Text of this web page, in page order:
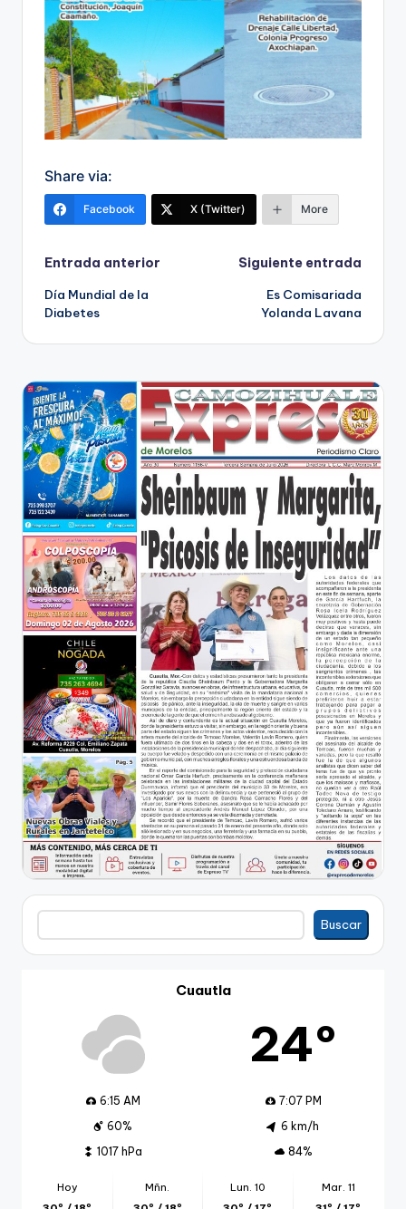
Share via:
Facebook X (Twitter) More
Navegación
de
entradas
Entrada anterior
Día Mundial de la
Diabetes
Siguiente entrada
Es Comisariada
Yolanda Lavana
Buscar
Buscar
Cuautla
24º
6:15 AM
7:07 PM
60%
6 km/h
1017 hPa
84%
Hoy
Mñn.
Lun. 10
Mar. 11